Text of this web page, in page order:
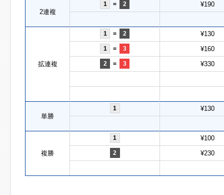
2連複
1 = 2 ¥190
拡連複
1 = 2 ¥130
1 = 3 ¥160
2 = 3 ¥330
単勝
1 ¥130
複勝
1 ¥100
2 ¥230